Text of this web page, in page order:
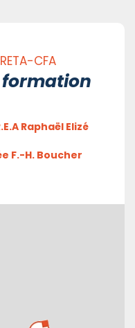
CFA
Raphaël Elizé
F.-H. Boucher